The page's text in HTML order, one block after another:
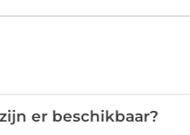
er beschikbaar?